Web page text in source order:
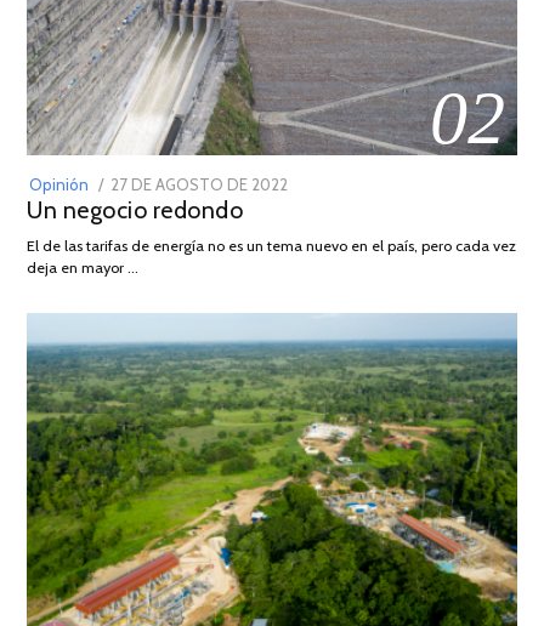
02
Opinión
POSTED
ON
27 DE AGOSTO DE 2022
DE
Un negocio redondo
El de las tarifas de energía no es un tema nuevo en el país, pero cada vez
deja en mayor …